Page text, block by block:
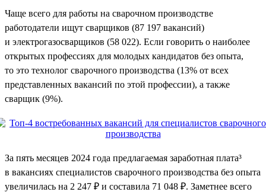
Чаще всего для работы на сварочном производстве
работодатели ищут сварщиков (87 197 вакансий)
и электрогазосварщиков (58 022). Если говорить о наиболее
открытых профессиях для молодых кандидатов без опыта,
то это технолог сварочного производства (13% от всех
представленных вакансий по этой профессии), а также
сварщик (9%).
За пять месяцев 2024 года предлагаемая заработная плата³
в вакансиях специалистов сварочного производства без опыта
увеличилась на 2 247 ₽ и составила 71 048 ₽. Заметнее всего